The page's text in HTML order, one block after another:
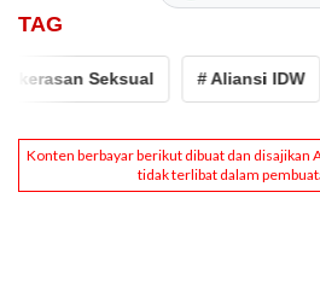
TAG
Seksual # Aliansi IDW